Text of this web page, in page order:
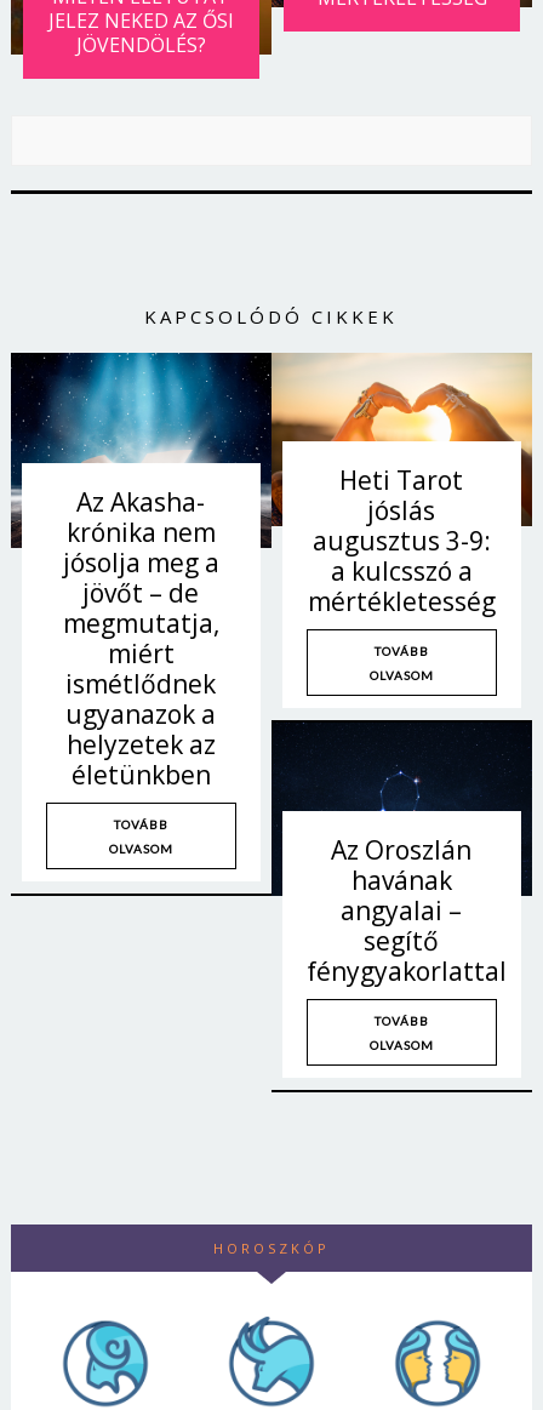
JELEZ NEKED AZ ŐSI
JÖVENDÖLÉS?
KAPCSOLÓDÓ CIKKEK
Az Akasha-
krónika nem
jósolja meg a
jövőt – de
megmutatja,
miért
ismétlődnek
ugyanazok a
helyzetek az
életünkben
TOVÁBB
OLVASOM
Heti Tarot
jóslás
augusztus 3-9:
a kulcsszó a
mértékletesség
TOVÁBB
OLVASOM
Az Oroszlán
havának
angyalai –
segítő
fénygyakorlattal
TOVÁBB
OLVASOM
HOROSZKÓP
Jelszó